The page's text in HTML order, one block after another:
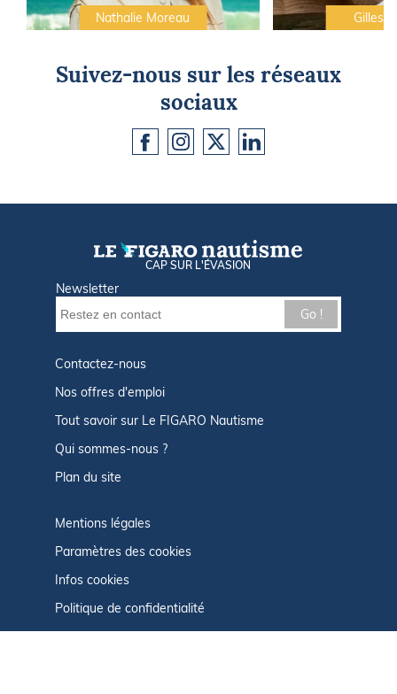
Nathalie Moreau Gilles
Suivez-nous sur les réseaux
sociaux
CAP SUR L'ÉVASION
Newsletter
Go !
Contactez-nous
Nos offres d'emploi
Tout savoir sur Le FIGARO Nautisme
Qui sommes-nous ?
Plan du site
Mentions légales
Paramètres des cookies
Infos cookies
Politique de confidentialité
CGU